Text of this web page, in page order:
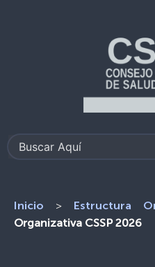
Inicio > Estructura
Organizativa CSSP 2026